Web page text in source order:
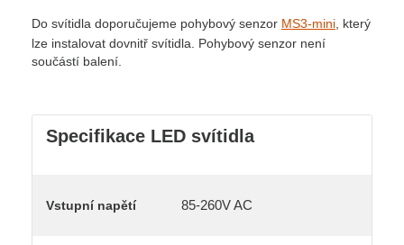
Do svítidla doporučujeme pohybový senzor MS3-mini , který
lze instalovat dovnitř svítidla. Pohybový senzor není
součástí balení.
Specifikace LED svítidla
Vstupní napětí 85-260V AC